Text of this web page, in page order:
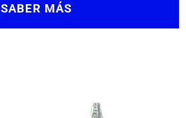
SABER MÁS